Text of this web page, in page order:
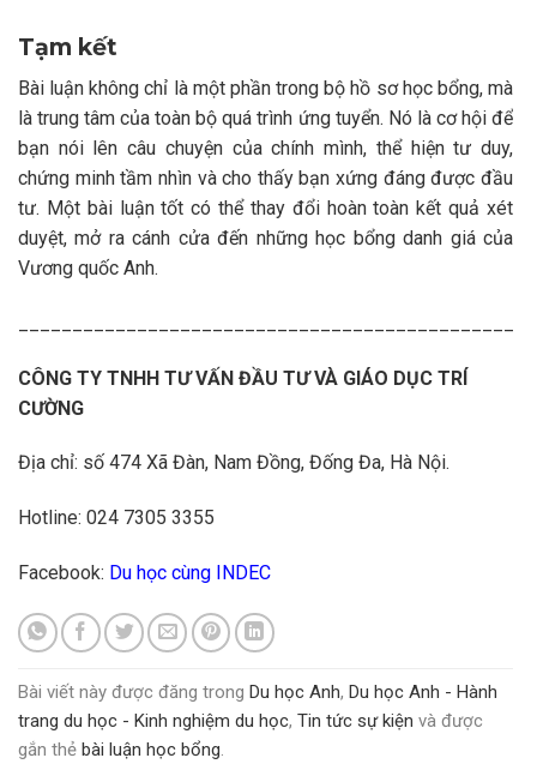
Tạm kết
Bài luận không chỉ là một phần trong bộ hồ sơ học bổng, mà
là trung tâm của toàn bộ quá trình ứng tuyển. Nó là cơ hội để
bạn nói lên câu chuyện của chính mình, thể hiện tư duy,
chứng minh tầm nhìn và cho thấy bạn xứng đáng được đầu
tư. Một bài luận tốt có thể thay đổi hoàn toàn kết quả xét
duyệt, mở ra cánh cửa đến những học bổng danh giá của
Vương quốc Anh.
CÔNG TY TNHH TƯ VẤN ĐẦU TƯ VÀ GIÁO DỤC TRÍ
CƯỜNG
Địa chỉ: số 474 Xã Đàn, Nam Đồng, Đống Đa, Hà Nội.
Hotline: 024 7305 3355
Facebook: Du học cùng INDEC
Bài viết này được đăng trong Du học Anh, Du học Anh - Hành
trang du học - Kinh nghiệm du học, Tin tức sự kiện và được
gắn thẻ bài luận học bổng.